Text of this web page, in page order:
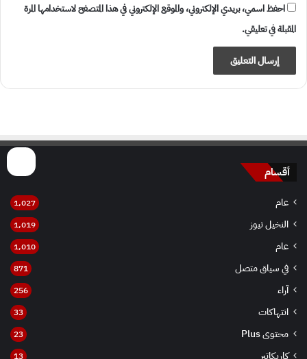
احفظ اسمي، بريدي الإلكتروني، والموقع الإلكتروني في هذا المتصفح لاستخدامها المرة
المقبلة في تعليقي.
أقسام
عام 1٬027
النخيل نيوز 1٬019
عام 1٬010
في سياق متصل 871
آراء 256
انتهاكات 33
محتوى Plus 23
كاريكاتير 13